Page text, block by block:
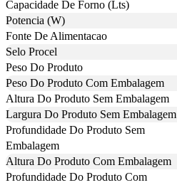
Capacidade De Forno (Lts)
Potencia (W)
Fonte De Alimentacao
Selo Procel
Peso Do Produto
Peso Do Produto Com Embalagem
Altura Do Produto Sem Embalagem
Largura Do Produto Sem Embalagem
Profundidade Do Produto Sem
Embalagem
Altura Do Produto Com Embalagem
Profundidade Do Produto Com